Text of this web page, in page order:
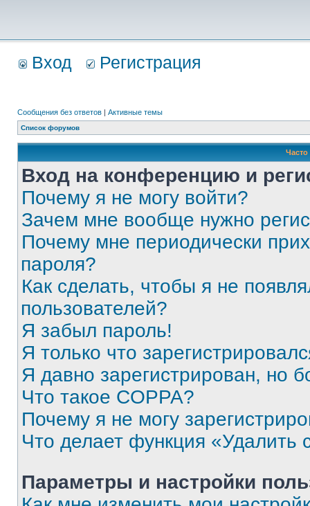
Вход Регистрация
Сообщения без ответов | Активные темы
Список форумов
Вход на конференцию и
Почему я не могу войти?
Зачем мне вообще нужно
Почему мне периодически
пароля?
Как сделать, чтобы я не
пользователей?
Я забыл пароль!
Я только что
Я давно зарегистрирован, но
Что такое COPPA?
Почему я не могу
Что делает функция «Удалить
Параметры и настройки